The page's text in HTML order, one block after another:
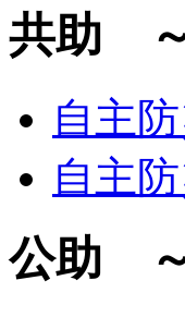
共助
自主
自主
公助